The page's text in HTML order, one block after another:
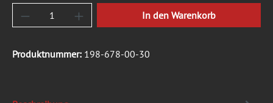
Produkt Anzahl: Gib den gewünschten
In den Warenkorb
Produktnummer: 198-678-00-30